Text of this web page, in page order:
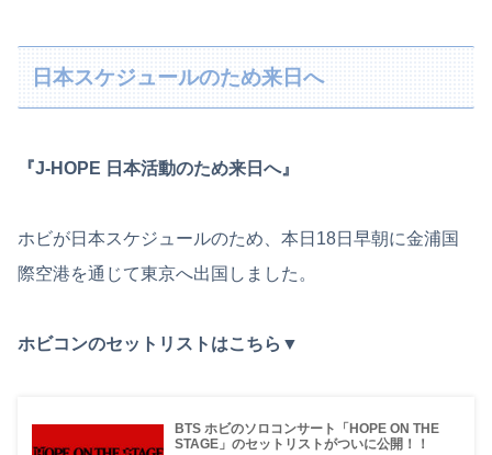
日本スケジュールのため来日へ
『J-HOPE 日本活動のため来日へ』
ホビが日本スケジュールのため、本日18日早朝に金浦国
際空港を通じて東京へ出国しました。
ホビコンのセットリストはこちら▼
BTS ホビのソロコンサート「HOPE ON THE
STAGE」のセットリストがついに公開！！